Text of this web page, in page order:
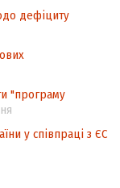
дефіциту
"програму
у співпраці з ЄС